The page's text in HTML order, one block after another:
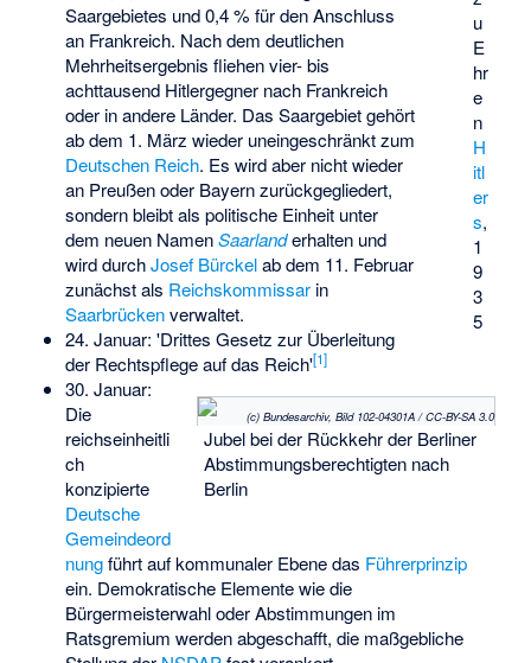
u
E
hr
e
n
H
itl
er
s,
1
9
3
5
(c) Bundesarchiv, Bild 102-04301A / CC-BY-SA 3.0
Jubel bei der Rückkehr der Berliner
Abstimmungsberechtigten nach
Berlin
Saargebietes und 0,4 % für den Anschluss
an Frankreich. Nach dem deutlichen
Mehrheitsergebnis fliehen vier- bis
achttausend Hitlergegner nach Frankreich
oder in andere Länder. Das Saargebiet gehört
ab dem 1. März wieder uneingeschränkt zum
Deutschen Reich. Es wird aber nicht wieder
an Preußen oder Bayern zurückgegliedert,
sondern bleibt als politische Einheit unter
dem neuen NamenSaarlanderhalten und
wird durchJosef Bürckelab dem 11. Februar
zunächst als Reichskommissarin
Saarbrückenverwaltet.
24. Januar: 'Drittes Gesetz zur Überleitung
der Rechtspflege auf das Reich'[1]
30. Januar:
Die
reichseinheitli
ch
konzipierte
Deutsche
Gemeindeord
nungführt auf kommunaler Ebene das Führerprinzip
ein. Demokratische Elemente wie die
Bürgermeisterwahl oder Abstimmungen im
Ratsgremium werden abgeschafft, die maßgebliche